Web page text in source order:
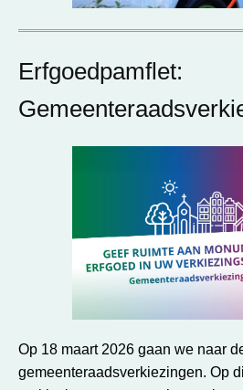
Erfgoedpamflet:
Op 18 maart 2026 gaan we naar
gemeenteraadsverkiezingen. Op